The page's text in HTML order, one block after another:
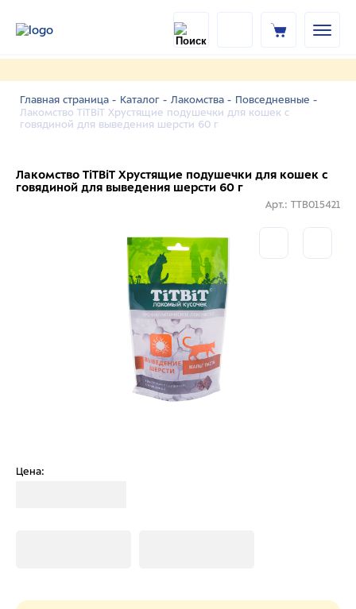
Главная страница - Каталог - Лакомства - Повседневные -
Лакомство TiTBiT Хрустящие подушечки для кошек с
говядиной для выведения шерсти 60 г
Лакомство TiTBiT Хрустящие подушечки для кошек с
говядиной для выведения шерсти 60 г
Арт.: TTB015421
Цена: